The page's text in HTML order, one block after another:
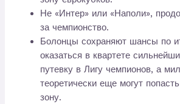
Не «Интер» или «Наполи»,
за чемпионство.
Болонцы сохраняют шансы по
оказаться в квартете
путевку в Лигу чемпионов, а
теоретически еще могут
зону.